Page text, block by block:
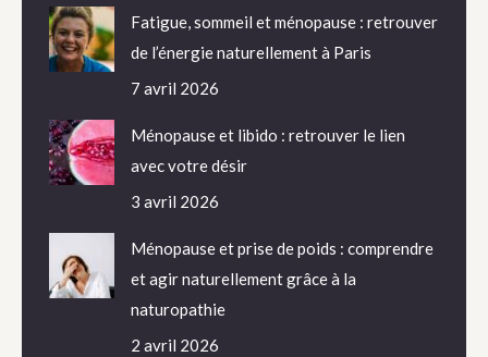
Fatigue, sommeil et ménopause : retrouver
de l’énergie naturellement à Paris
7 avril 2026
Ménopause et libido : retrouver le lien
avec votre désir
3 avril 2026
Ménopause et prise de poids : comprendre
et agir naturellement grâce à la
naturopathie
2 avril 2026